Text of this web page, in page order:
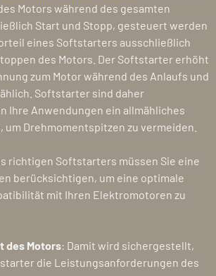
Motors während des gesamten
Start und Stopp, gesteuert werden
eines Softstarters ausschließlich
des Motors. Der Softstarter erhöht
zum Motor während des Anlaufs und
Softstarter sind daher
Ihre Anwendungen ein allmähliches
um Drehmomentspitzen zu vermeiden.
richtigen Softstarters müssen Sie eine
berücksichtigen, um eine optimale
mit Ihren Elektromotoren zu
des Motors: Damit wird sichergestellt,
die Leistungsanforderungen des